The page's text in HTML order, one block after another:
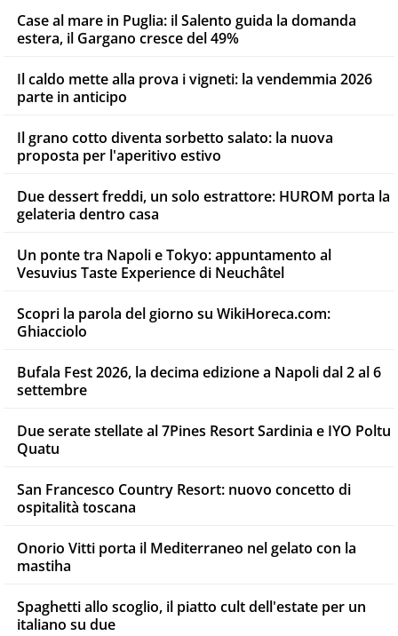
Case al mare in Puglia: il Salento guida la domanda
estera, il Gargano cresce del 49%
Il caldo mette alla prova i vigneti: la vendemmia 2026
parte in anticipo
Il grano cotto diventa sorbetto salato: la nuova
proposta per l'aperitivo estivo
Due dessert freddi, un solo estrattore: HUROM porta la
gelateria dentro casa
Un ponte tra Napoli e Tokyo: appuntamento al
Vesuvius Taste Experience di Neuchâtel
Scopri la parola del giorno su WikiHoreca.com:
Ghiacciolo
Bufala Fest 2026, la decima edizione a Napoli dal 2 al 6
settembre
Due serate stellate al 7Pines Resort Sardinia e IYO Poltu
Quatu
San Francesco Country Resort: nuovo concetto di
ospitalità toscana
Onorio Vitti porta il Mediterraneo nel gelato con la
mastiha
Spaghetti allo scoglio, il piatto cult dell'estate per un
italiano su due